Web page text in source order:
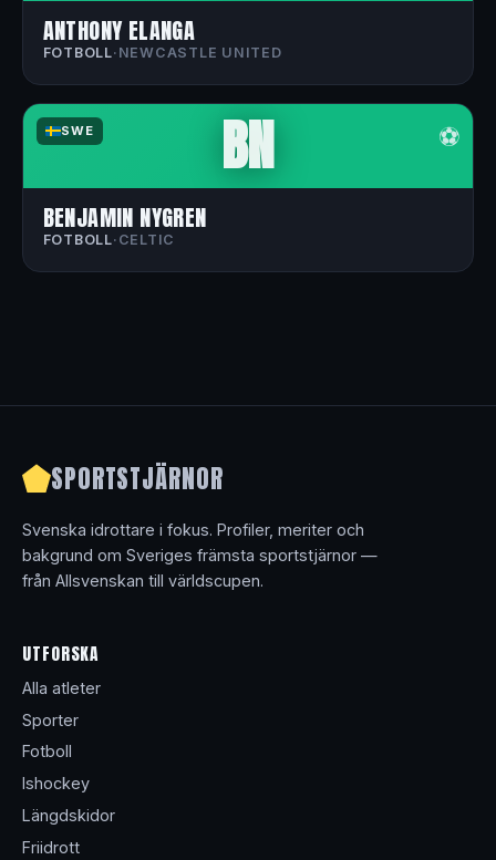
ANTHONY ELANGA
FOTBOLL· NEWCASTLE UNITED
SWE ⚽
BN
BENJAMIN NYGREN
FOTBOLL· CELTIC
SPORTSTJÄRNOR
Svenska idrottare i fokus. Profiler, meriter och
bakgrund om Sveriges främsta sportstjärnor —
från Allsvenskan till världscupen.
UTFORSKA
Alla atleter
Sporter
Fotboll
Ishockey
Längdskidor
Friidrott